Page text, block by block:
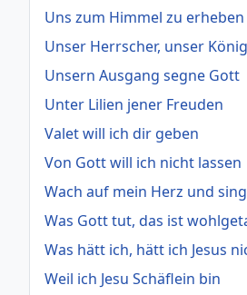
Uns zum Himmel zu erheben
Unser Herrscher, unser König
Unsern Ausgang segne Gott
Unter Lilien jener Freuden
Valet will ich dir geben
Von Gott will ich nicht lassen
Wach auf mein Herz und
Was Gott tut, das ist
Was hätt ich, hätt ich Jesus
Weil ich Jesu Schäflein bin